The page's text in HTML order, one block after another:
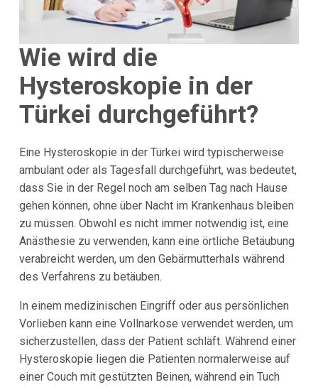
Wie wird die
Hysteroskopie in der
Türkei durchgeführt?
Eine Hysteroskopie in der Türkei wird typischerweise
ambulant oder als Tagesfall durchgeführt, was bedeutet,
dass Sie in der Regel noch am selben Tag nach Hause
gehen können, ohne über Nacht im Krankenhaus bleiben
zu müssen. Obwohl es nicht immer notwendig ist, eine
Anästhesie zu verwenden, kann eine örtliche Betäubung
verabreicht werden, um den Gebärmutterhals während
des Verfahrens zu betäuben.
In einem medizinischen Eingriff oder aus persönlichen
Vorlieben kann eine Vollnarkose verwendet werden, um
sicherzustellen, dass der Patient schläft. Während einer
Hysteroskopie liegen die Patienten normalerweise auf
einer Couch mit gestützten Beinen, während ein Tuch